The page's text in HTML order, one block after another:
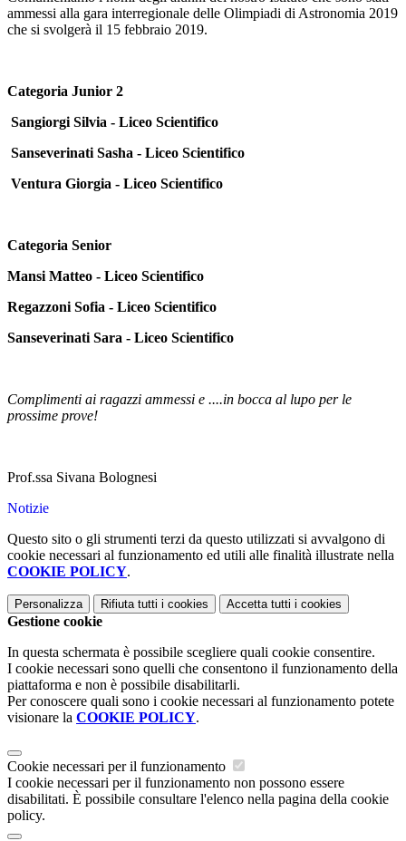
ammessi alla gara interregionale delle Olimpiadi di Astronomia 2019
che si svolgerà il 15 febbraio 2019.
Categoria Junior 2
Sangiorgi Silvia - Liceo Scientifico
Sanseverinati Sasha - Liceo Scientifico
Ventura Giorgia - Liceo Scientifico
Categoria Senior
Mansi Matteo - Liceo Scientifico
Regazzoni Sofia - Liceo Scientifico
Sanseverinati Sara - Liceo Scientifico
Complimenti ai ragazzi ammessi e ....in bocca al lupo per le
prossime prove!
Prof.ssa Sivana Bolognesi
Notizie
Questo sito o gli strumenti terzi da questo utilizzati si avvalgono di
cookie necessari al funzionamento ed utili alle finalità illustrate nella
COOKIE POLICY.
Personalizza Rifiuta tutti i cookies Accetta tutti i cookies
Gestione cookie
In questa schermata è possibile scegliere quali cookie consentire.
I cookie necessari sono quelli che consentono il funzionamento della
piattaforma e non è possibile disabilitarli.
Per conoscere quali sono i cookie necessari al funzionamento potete
visionare la COOKIE POLICY.
Cookie necessari per il funzionamento
I cookie necessari per il funzionamento non possono essere
disabilitati. È possibile consultare l'elenco nella pagina della cookie
policy.